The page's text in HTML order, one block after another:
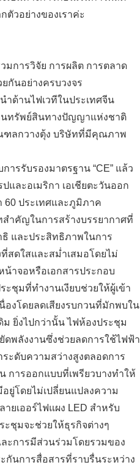
ตัวอย่างของเราค่ะ
มการวิจัย การผลิต การตลาด
กันอย่างครบวงจร
ด้านไฟเวทีในประเทศจีน
นทรัพย์สินทางปัญญาแห่งชาติ
ลกวางตุ้ง บริษัทที่มีคุณภาพ
รรับรองมาตรฐาน “CE” แล้ว
และอเมริกา เอเชียตะวันออก
60 ประเทศและภูมิภาค
ำคัญในการสร้างบรรยากาศที่
และประสิทธิภาพในการ
สดใสและสม่ำเสมอโดยไม่
น้าจอหรือเอกสารประกอบ
ชุมที่ทำงานเงียบช่วยให้ผู้เข้า
องโดยลดเสียงรบกวนที่มักพบใน
ม ยิ่งไปกว่านั้น ไฟห้องประชุม
ดพลังงานซึ่งช่วยลดการใช้ไฟฟ้า
ะดับความสว่างสูงตลอดการ
การออกแบบที่เพรียวบางทำให้
ยู่โดยไม่เปลี่ยนแปลงความ
ยเออร์ไฟแผง LED สำหรับ
ะชุมจะช่วยให้ธุรกิจต่างๆ
ะการมีส่วนร่วมโดยรวมของ
กันการสื่อสารที่ราบรื่นระหว่าง